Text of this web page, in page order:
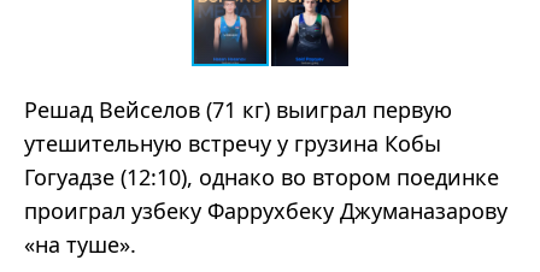
Решад Вейселов (71 кг) выиграл первую
утешительную встречу у грузина Кобы
Гогуадзе (12:10), однако во втором поединке
проиграл узбеку Фаррухбеку Джуманазарову
«на туше».